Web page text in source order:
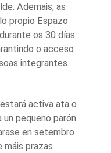
Ademais, as
propio Espazo
os 30 días
o acceso
integrantes.
activa ata o
un pequeno parón
en setembro
máis prazas